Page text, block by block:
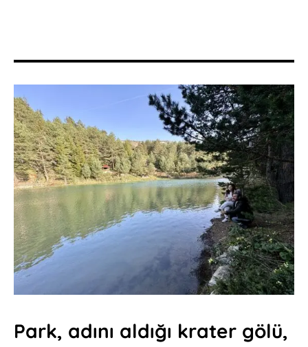
Park, adını aldığı krater gölü,